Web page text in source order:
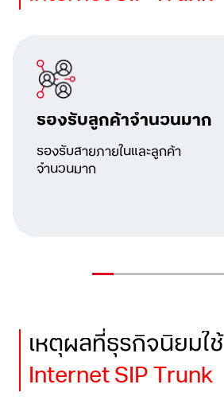
รองรับลูกค้าจำนวนมาก
รองรับสายภายในและลูกค้า
จำนวนมาก
เหตุผลที่ธุรกิจนิยมใช้
Internet SIP Trunk